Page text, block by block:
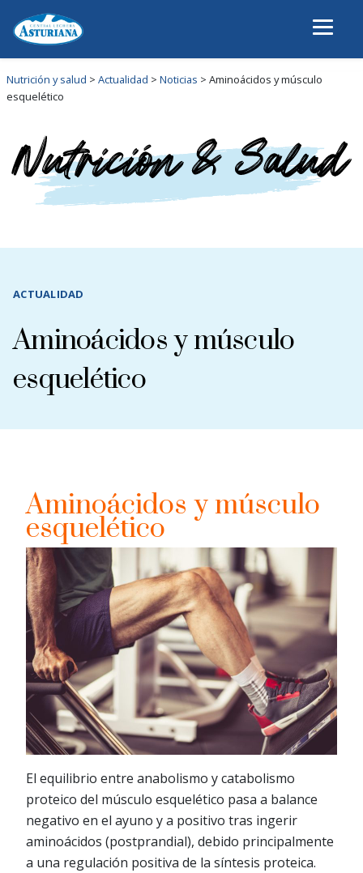
Nutrición y salud > Actualidad > Noticias > Aminoácidos y músculo
esquelético
ACTUALIDAD
Aminoácidos y músculo
esquelético
Aminoácidos y músculo
esquelético
El equilibrio entre anabolismo y catabolismo
proteico del músculo esquelético pasa a balance
negativo en el ayuno y a positivo tras ingerir
aminoácidos (postprandial), debido principalmente
a una regulación positiva de la síntesis proteica.